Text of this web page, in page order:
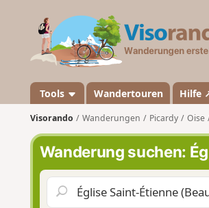
Tools Wandertouren Hilfe
Visorando Wanderungen Picardy Oise
Wanderung suchen: